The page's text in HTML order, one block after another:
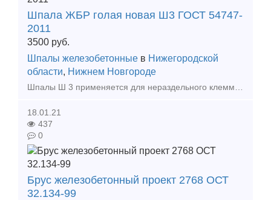
Шпала ЖБР голая новая Ш3 ГОСТ 54747-
2011
3500 руб.
Шпалы железобетонные в Нижегородской
области, Нижнем Новгороде
Шпалы Ш 3 применяется для нераздельного клеммно-болтового скрепления ЖБР65 с болтовым прикреплением рельса к шпале. ГОСТ 10629-88 Железобетонная шпала ,выпускаемая в настоящее в
18.01.21
437
0
Брус железобетонный проект 2768 ОСТ
32.134-99